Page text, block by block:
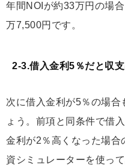
年間NOIが約33万円の場
万7,500円です。
2-3.借入金利5％だと収
次に借入金利が5％の場合
ょう。前項と同条件で借
金利が2％高くなった場合
資シミュレーターを使っ